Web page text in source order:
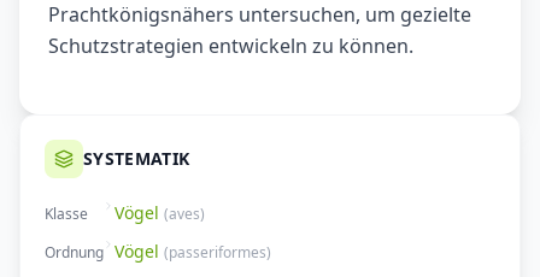
Prachtkönigsnähers untersuchen, um gezielte
Schutzstrategien entwickeln zu können.
SYSTEMATIK
Klasse Vögel (aves)
Ordnung Vögel (passeriformes)